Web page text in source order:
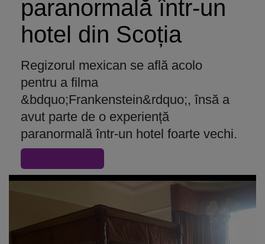
paranormală într-un
hotel din Scoția
Regizorul mexican se află acolo
pentru a filma
&bdquo;Frankenstein&rdquo;, însă a
avut parte de o experiență
paranormală într-un hotel foarte vechi.